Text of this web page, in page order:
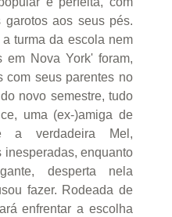
aos seus pés.
turma da escola nem
em Nova York' foram,
com seus parentes no
novo semestre, tudo
uma (ex-)amiga de
a verdadeira Mel,
inesperadas, enquanto
desperta nela
fazer. Rodeada de
enfrentar a escolha